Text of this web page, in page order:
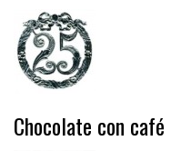
Chocolate con café